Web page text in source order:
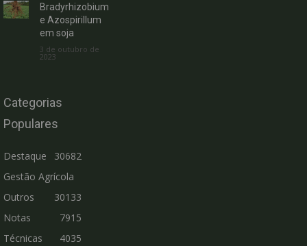
Bradyrhizobium
e Azospirillum
em soja
3 de outubro de
2023
Categorias
Populares
Destaque
30682
Gestão Agrícola
30133
Outros
7915
Notas
Técnicas
4035